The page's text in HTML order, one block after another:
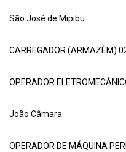
São José de Mipibu
CARREGADOR (ARMAZÉM)
OPERADOR
João Câmara
OPERADOR DE MÁQUINA